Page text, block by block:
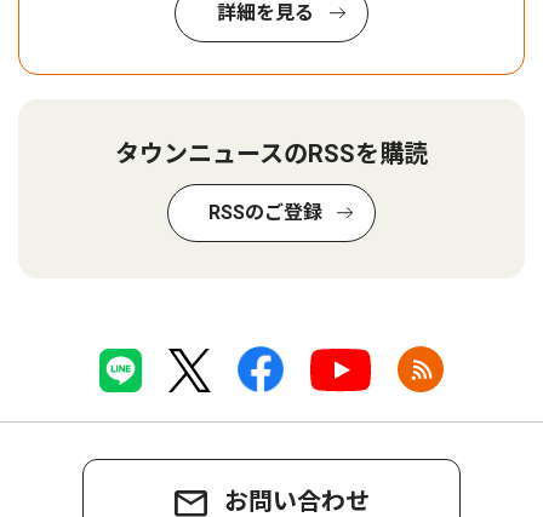
詳細を見る
タウンニュースのRSSを購読
RSSのご登録
お問い合わせ